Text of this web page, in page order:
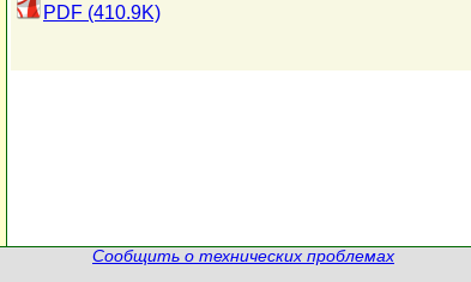
PDF (410.9K)
Сообщить о технических проблемах